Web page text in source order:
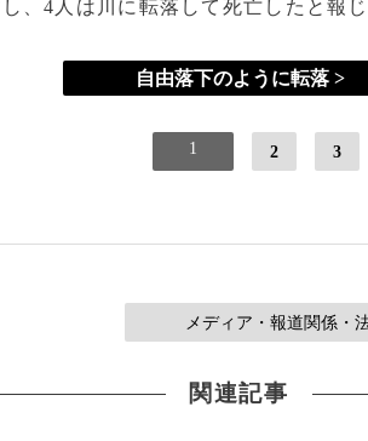
、4人は川に転落して死亡したと報じ
自由落下のように転落 >
1 2 3
メディア・報道関係・
関連記事